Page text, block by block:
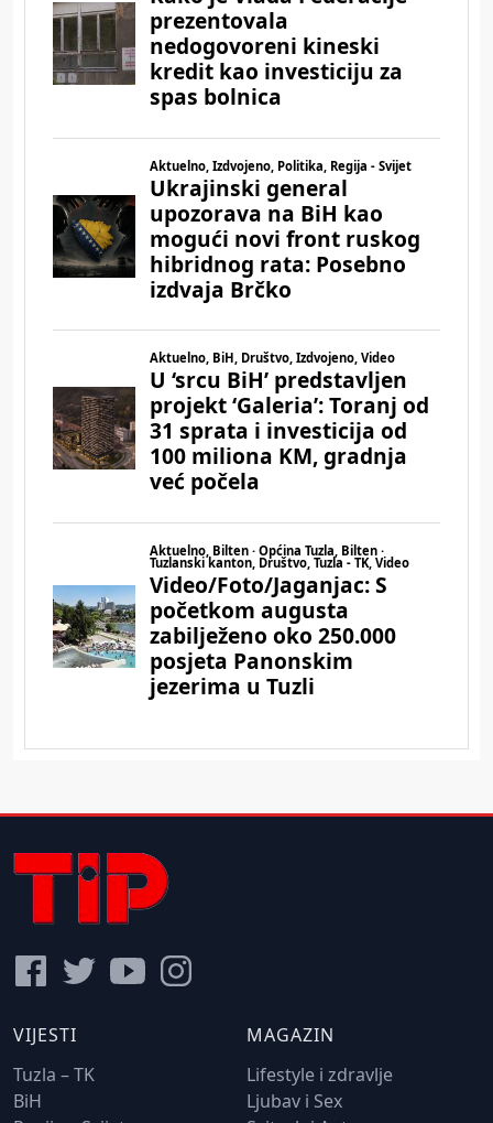
VIJESTI
Tuzla – TK
BiH
MAGAZIN
Lifestyle i zdravlje
Ljubav i Sex